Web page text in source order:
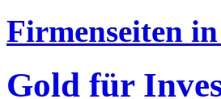
Firmenseiten
Gold für